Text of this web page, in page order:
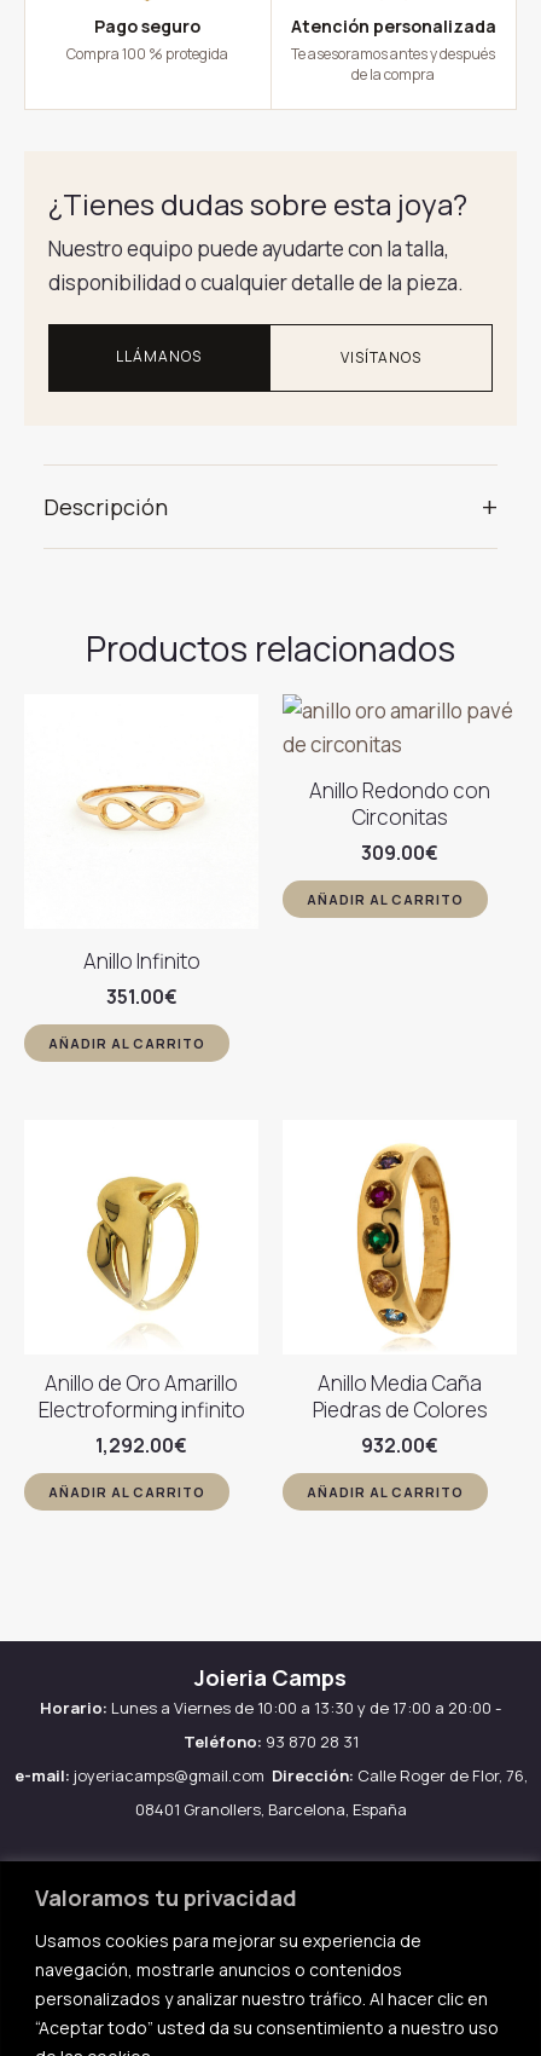
Valoramos tu privacidad
Usamos cookies para mejorar su experiencia de
navegación, mostrarle anuncios o contenidos
personalizados y analizar nuestro tráfico. Al hacer clic en
“Aceptar todo” usted da su consentimiento a nuestro uso
Pago seguro
Compra 100 % protegida
Atención personalizada
Te asesoramos antes y después
de la compra
¿Tienes dudas sobre esta joya?
Nuestro equipo puede ayudarte con la talla,
disponibilidad o cualquier detalle de la pieza.
LLÁMANOS VISÍTANOS
Descripción +
Productos relacionados
Anillo Infinito
351.00€
AÑADIR AL CARRITO
Anillo Redondo con
Circonitas
309.00€
AÑADIR AL CARRITO
Anillo de Oro Amarillo
Electroforming infinito
1,292.00€
AÑADIR AL CARRITO
Anillo Media Caña
Piedras de Colores
932.00€
AÑADIR AL CARRITO
Joieria Camps
Horario: Lunes a Viernes de 10:00 a 13:30 y de 17:00 a 20:00 -
Teléfono: 93 870 28 31
e-mail: joyeriacamps@gmail.com Dirección: Calle Roger de Flor, 76,
08401 Granollers, Barcelona, España
Aviso legal
Política de Cookies
Política de privacidad